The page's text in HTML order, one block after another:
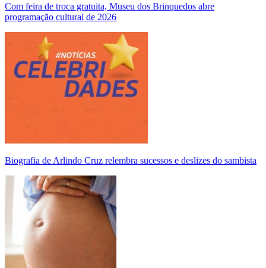
Com feira de troca gratuita, Museu dos Brinquedos abre
programação cultural de 2026
Biografia de Arlindo Cruz relembra sucessos e deslizes do sambista